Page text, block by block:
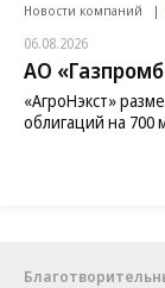
Новости компаний
06.08.2026
АО
«АгроНэкст»
облигаций на 700